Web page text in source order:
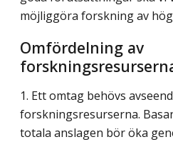
möjliggöra forskning av
Omfördelning av
1. Ett omtag behövs
forskningsresurserna.
totala anslagen bör öka